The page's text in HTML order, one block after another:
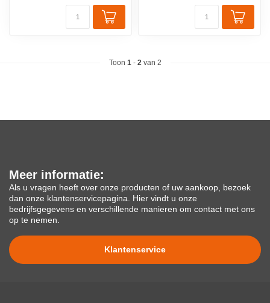
Toon 1- 2van 2
Meer informatie:
Als u vragen heeft over onze producten of uw aankoop, bezoek
dan onze klantenservicepagina. Hier vindt u onze
bedrijfsgegevens en verschillende manieren om contact met ons
op te nemen.
Klantenservice